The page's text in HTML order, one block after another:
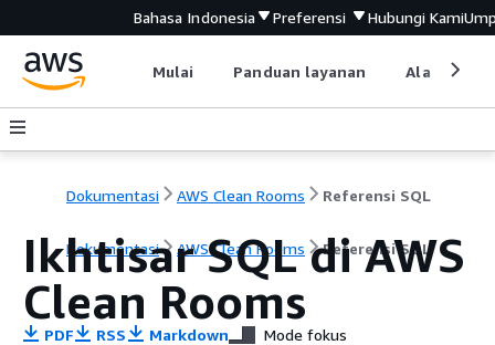
Bahasa Indonesia Preferensi Hubungi Kami
Mulai Panduan layanan Alat
Dokumentasi AWS Clean Rooms Referensi SQL
Dokumentasi AWS Clean Rooms Referensi SQL
Ikhtisar SQL di AWS
Clean Rooms
PDF RSS Markdown Mode fokus